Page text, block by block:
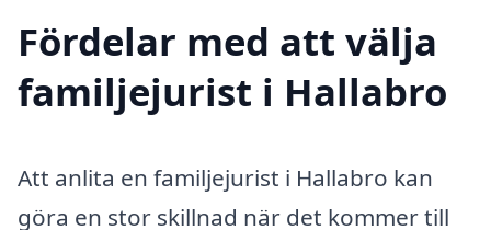
Fördelar med att välja
familjejurist i Hallabro
Att anlita en familjejurist i Hallabro kan
göra en stor skillnad när det kommer till